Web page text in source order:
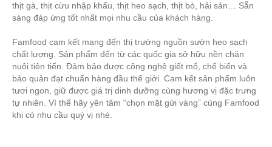
thịt gà, thịt cừu nhập khẩu, thịt heo sạch, thịt bò, hải sản… Sẵn
sàng đáp ứng tốt nhất mọi nhu cầu của khách hàng.
Famfood cam kết mang đến thị trường nguồn sườn heo sạch
chất lượng. Sản phẩm đến từ các quốc gia sở hữu nền chăn
nuôi tiên tiến. Đảm bảo được công nghệ giết mổ, chế biến và
bảo quản đạt chuẩn hàng đầu thế giới. Cam kết sản phẩm luôn
tươi ngon, giữ được giá trị dinh dưỡng cùng hương vị đặc trưng
tự nhiên. Vì thế hãy yên tâm “chọn mặt gửi vàng” cùng Famfood
khi có nhu cầu quý vị nhé.